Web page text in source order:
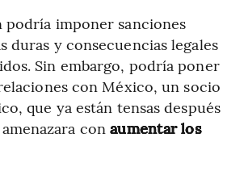
podría imponer sanciones
duras y consecuencias legales
Sin embargo, podría poner
con México, un socio
que ya están tensas después
conaumentar los